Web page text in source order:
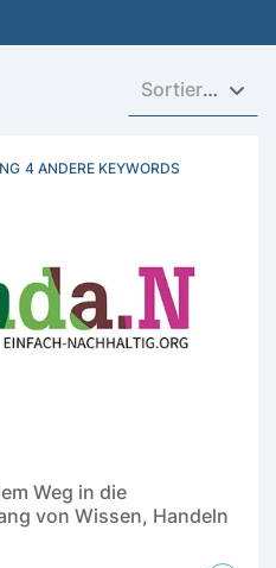
Sortieren nach
4 ANDERE KEYWORDS
Weg in die
von Wissen, Handeln